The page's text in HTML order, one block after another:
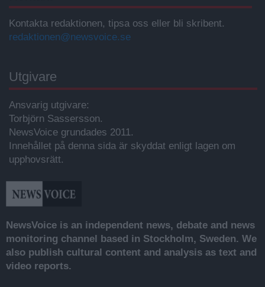
Kontakta redaktionen, tipsa oss eller bli skribent.
redaktionen@newsvoice.se
Utgivare
Ansvarig utgivare:
Torbjörn Sassersson.
NewsVoice grundades 2011.
Innehållet på denna sida är skyddat enligt lagen om
upphovsrätt.
NewsVoice is an independent news, debate and news
monitoring channel based in Stockholm, Sweden. We
also publish cultural content and analysis as text and
video reports.